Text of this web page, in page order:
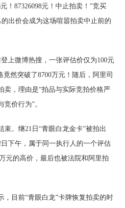
！87326098元！中止拍卖！”竞买
的出价会成为这场喧嚣拍卖中止前的
微博热搜，一张评估价仅为100元
然突破了8700万元！随后，阿里司
卖，理由是“拍品与实际竞拍价格严
价行为”。
。继21日“青眼白龙金卡”被拍出
下午，属于同一执行人的一个评估
元的高价，最后也被法院和阿里拍
目前“青眼白龙”卡牌恢复拍卖的时